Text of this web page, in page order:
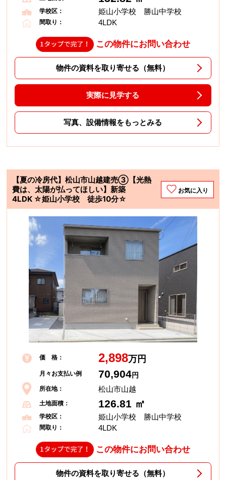
学校区： 姫山小学校 勝山中学校
間取り： 4LDK
この物件にお問い合わせ
物件の資料を取り寄せる（無料）
実際に見学する
写真、設備情報をもっとみる
【夏の冷房代】松山市山越建売③【光熱
費は、太陽が払ってほしい】新築
4LDK ☆姫山小学校 徒歩10分☆
お気に入り
価 格： 2,898万円
月々お支払い例 70,904円
所在地： 松山市山越
土地面積： 126.81 ㎡
学校区： 姫山小学校 勝山中学校
間取り： 4LDK
この物件にお問い合わせ
物件の資料を取り寄せる（無料）